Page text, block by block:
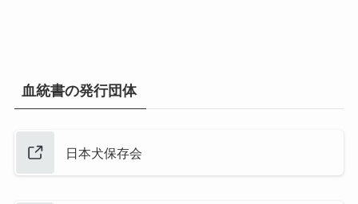
血統書の発行団体
日本犬保存会